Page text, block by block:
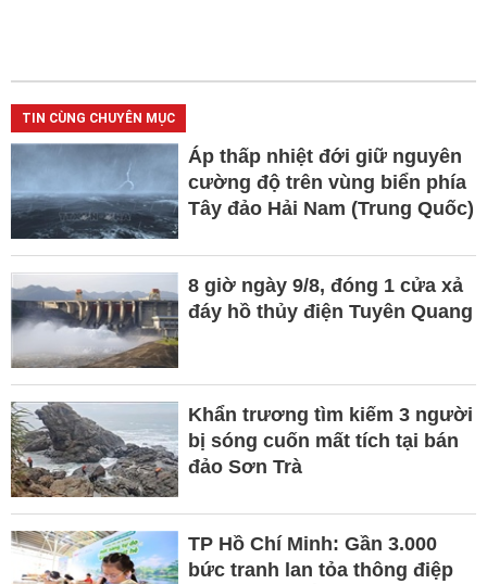
TIN CÙNG CHUYÊN MỤC
Áp thấp nhiệt đới giữ nguyên
cường độ trên vùng biển phía
Tây đảo Hải Nam (Trung Quốc)
8 giờ ngày 9/8, đóng 1 cửa xả
đáy hồ thủy điện Tuyên Quang
Khẩn trương tìm kiếm 3 người
bị sóng cuốn mất tích tại bán
đảo Sơn Trà
TP Hồ Chí Minh: Gần 3.000
bức tranh lan tỏa thông điệp